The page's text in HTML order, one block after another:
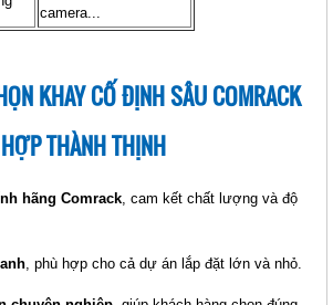
NGUỒN COMRACK PDU 3
Ổ CẮM (CR-PDU16A3)
Giá: Liên hệ
sản phẩm: MT-CR-PDU16A3
camera...
KHAY CỐ ĐỊNH SÂU COMRACK
THÀNH THỊNH
hãng Comrack, cam kết chất lượng và độ
, phù hợp cho cả dự án lắp đặt lớn và nhỏ.